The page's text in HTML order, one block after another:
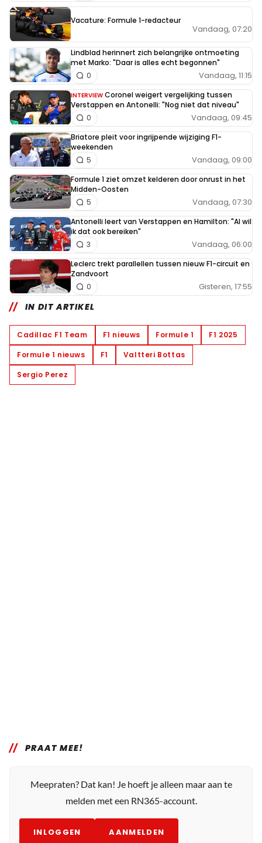
Vacature: Formule 1-redacteur
Vandaag, 07:20
Lindblad herinnert zich belangrijke ontmoeting
met Marko: "Daar is alles echt begonnen"
Vandaag, 11:15
0
INTERVIEW Coronel weigert vergelijking tussen
Verstappen en Antonelli: "Nog niet dat niveau"
Vandaag, 09:45
0
Briatore pleit voor ingrijpende wijziging F1-
weekenden
Vandaag, 09:00
5
Formule 1 ziet omzet kelderen door onrust in het
Midden-Oosten
Vandaag, 07:30
5
Antonelli leert van Verstappen en Hamilton: "Al wil
ik dat ook bereiken"
Vandaag, 06:00
3
Leclerc trekt parallellen tussen nieuw F1-circuit en
Zandvoort
Gisteren, 17:55
0
IN DIT ARTIKEL
Cadillac F1 Team F1 nieuws Formule 1
F1 2025
Formule 1 nieuws
F1
Valtteri Bottas
Sergio Perez
PRAAT MEE!
Meepraten? Dat kan! Je hoeft je alleen maar aan te
melden met een RN365-account.
INLOGGEN AANMELDEN